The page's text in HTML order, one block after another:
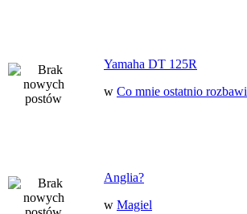
Yamaha DT 125R
w Co mnie ostatnio
Anglia?
w Magiel